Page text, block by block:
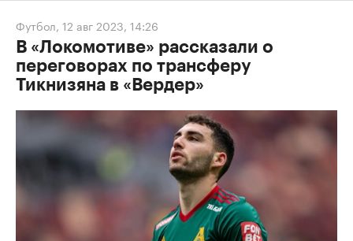
Футбол, 12 авг 2023, 14:26
В «Локомотиве» рассказали о
переговорах по трансферу
Тикнизяна в «Вердер»